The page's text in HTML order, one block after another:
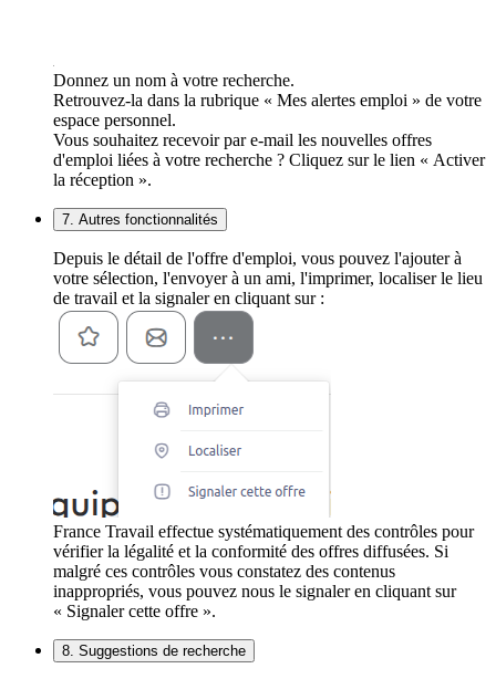
Donnez un nom à votre recherche.
Retrouvez-la dans la rubrique « Mes alertes emploi » de votre
espace personnel.
Vous souhaitez recevoir par e-mail les nouvelles offres
d'emploi liées à votre recherche ? Cliquez sur le lien « Activer
la réception ».
7. Autres fonctionnalités
Depuis le détail de l'offre d'emploi, vous pouvez l'ajouter à
votre sélection, l'envoyer à un ami, l'imprimer, localiser le lieu
de travail et la signaler en cliquant sur :
France Travail effectue systématiquement des contrôles pour
vérifier la légalité et la conformité des offres diffusées. Si
malgré ces contrôles vous constatez des contenus
inappropriés, vous pouvez nous le signaler en cliquant sur
« Signaler cette offre ».
8. Suggestions de recherche